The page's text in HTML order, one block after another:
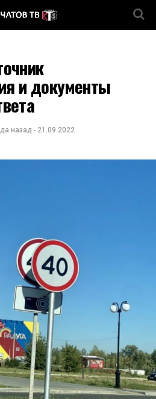
и документы
назад - 21.09.2022